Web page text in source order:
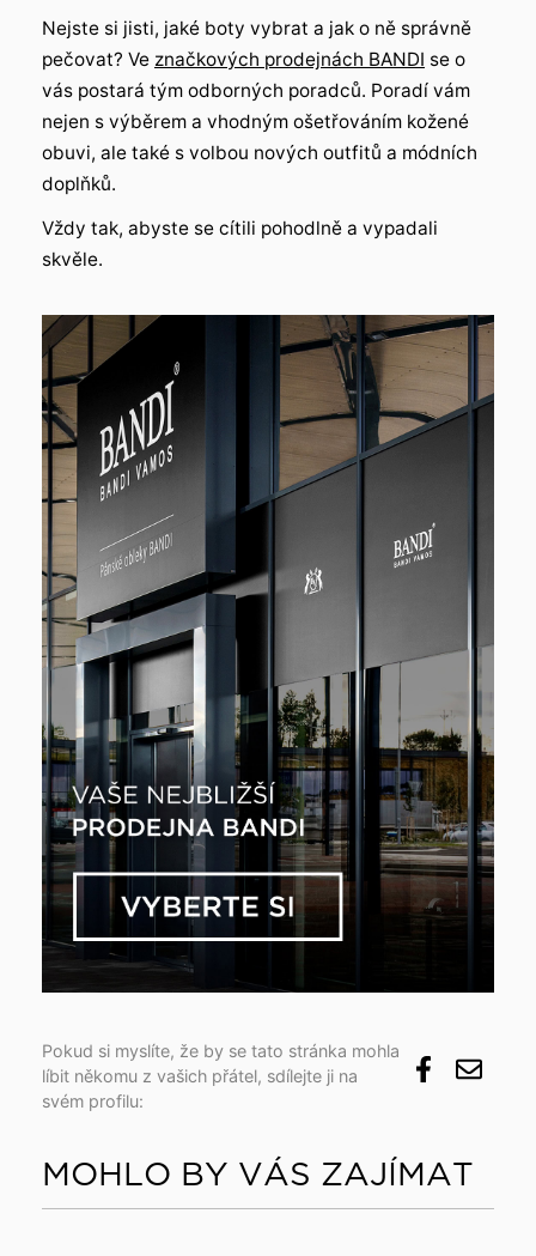
Nejste si jisti, jaké boty vybrat a jak o ně správně
pečovat? Ve značkových prodejnách BANDI se o
vás postará tým odborných poradců. Poradí vám
nejen s výběrem a vhodným ošetřováním kožené
obuvi, ale také s volbou nových outfitů a módních
doplňků.
Vždy tak, abyste se cítili pohodlně a vypadali
skvěle.
Pokud si myslíte, že by se tato stránka mohla
líbit někomu z vašich přátel, sdílejte ji na
svém profilu:
MOHLO BY VÁS ZAJÍMAT